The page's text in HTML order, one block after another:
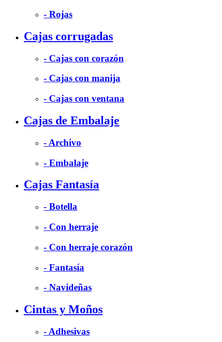
- Rojas
Cajas corrugadas
- Cajas con corazón
- Cajas con manija
- Cajas con ventana
Cajas de Embalaje
- Archivo
- Embalaje
Cajas Fantasía
- Botella
- Con herraje
- Con herraje corazón
- Fantasía
- Navideñas
Cintas y Moños
- Adhesivas